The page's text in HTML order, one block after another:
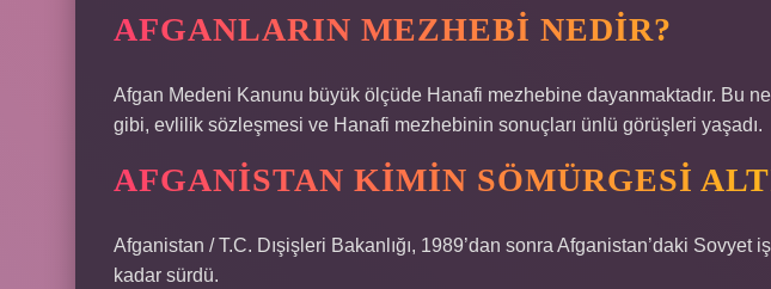
AFGANLARIN MEZHEBI NEDIR?
Afgan Medeni Kanunu büyük ölçüde Hanafi mezhebine dayanmaktadır. Bu
gibi, evlilik sözleşmesi ve Hanafi mezhebinin sonuçları ünlü görüşleri yaşadı.
AFGANISTAN KIMIN SÖMÜRGESI
Afganistan / T.C. Dışişleri Bakanlığı, 1989’dan sonra Afganistan’daki Sovyet
kadar sürdü.